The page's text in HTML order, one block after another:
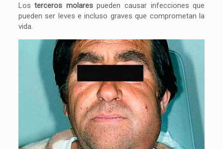
Losterceros molarespueden causar infecciones que
pueden ser leves e incluso graves que comprometan la
vida.